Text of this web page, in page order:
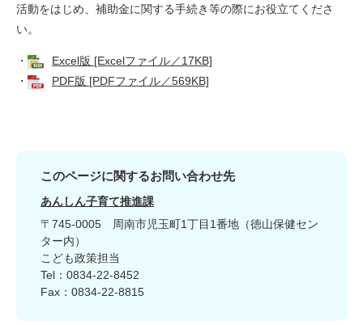
活動をはじめ、補助金に関する手続き等の際にお役立てくださ
い。
・
Excel版 [Excelファイル／17KB]
・
PDF版 [PDFファイル／569KB]
このページに関するお問い合わせ先
あんしん子育て推進課
〒745-0005
周南市児玉町1丁目1番地（徳山保健セン
ター内）
こども政策担当
Tel：0834-22-8452
Fax：0834-22-8815